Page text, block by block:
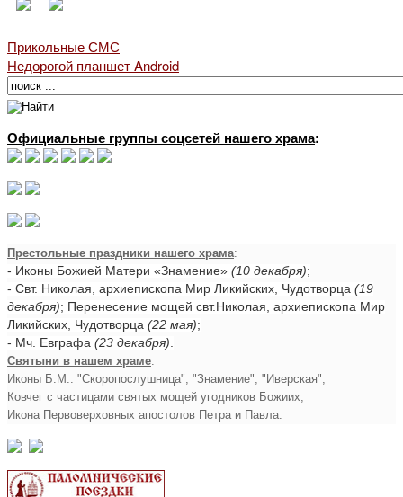
Прикольные СМС
Недорогой планшет Android
Официальные группы соцсетей нашего храма:
Престольные праздники нашего храма:
- Иконы Божией Матери «Знамение» (10 декабря);
- Свт. Николая, архиепископа Мир Ликийских, Чудотворца (19
декабря); Перенесение мощей свт.Николая, архиепископа Мир
Ликийских, Чудотворца (22 мая);
- Мч. Евграфа (23 декабря)
Святыни в нашем храме:
Иконы Б.М.: "Скоропослушница", "Знамение", "Иверская";
Ковчег с частицами святых мощей угодников Божиих;
Икона Первоверховных апостолов Петра и Павла.